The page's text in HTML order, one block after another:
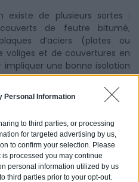
Personal Information
to third parties, or processing
for targeted advertising by us,
to confirm your selection. Please
processed you may continue
personal information utilized by us
third parties prior to your opt-out.
existe de plusieurs sortes :
de feutre bitumé,
d’aciers (plates ou
voliges et de couvertures en
une bonne isolation
parfaite étanchéité, donc
un abri de jardin